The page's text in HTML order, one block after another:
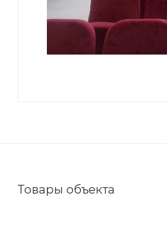
Товары объекта